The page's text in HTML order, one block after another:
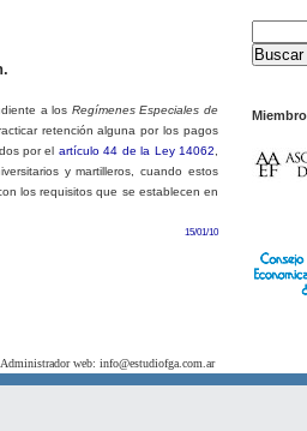
a los Regímenes Especiales de
retención alguna por los pagos
por el artículo 44 de la Ley 14062
y martilleros, cuando estos
los requisitos que se establecen en
15/01/10
web: info@estudiofga.com.ar